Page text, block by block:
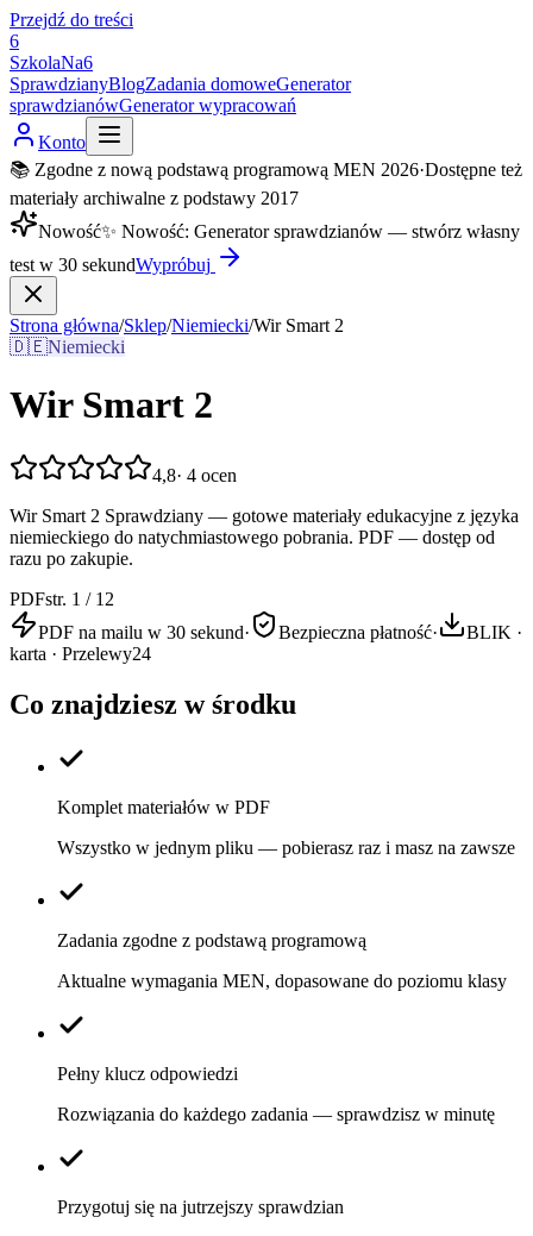
Przejdź do treści
6
SzkolaNa6
SprawdzianyBlogZadania domoweGenerator
sprawdzianówGenerator wypracowań
Konto
📚 Zgodne z nową podstawą programową MEN 2026·Dostępne też
materiały archiwalne z podstawy 2017
Nowość✨ Nowość: Generator sprawdzianów — stwórz własny
test w 30 sekundWypróbuj
Strona główna/Sklep/Niemiecki/Wir Smart 2
🇩🇪Niemiecki
Wir Smart 2
4,8· 4 ocen
Wir Smart 2 Sprawdziany — gotowe materiały edukacyjne z języka
niemieckiego do natychmiastowego pobrania. PDF — dostęp od
razu po zakupie.
PDFstr. 1 / 12
PDF na mailu w 30 sekund· Bezpieczna płatność·
BLIK ·
karta · Przelewy24
Co znajdziesz w środku
Komplet materiałów w PDF
Wszystko w jednym pliku — pobierasz raz i masz na zawsze
Zadania zgodne z podstawą programową
Aktualne wymagania MEN, dopasowane do poziomu klasy
Pełny klucz odpowiedzi
Rozwiązania do każdego zadania — sprawdzisz w minutę
Przygotuj się na jutrzejszy sprawdzian